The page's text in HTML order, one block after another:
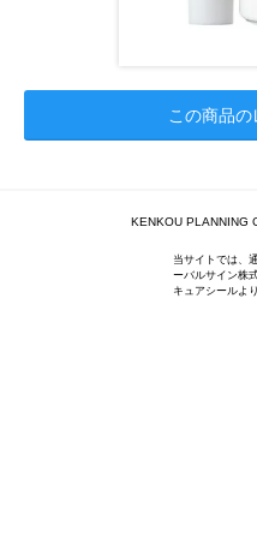
この商品
KENKOU PLANNING
当サイトでは、
ーバルサイン株
キュアシールよ